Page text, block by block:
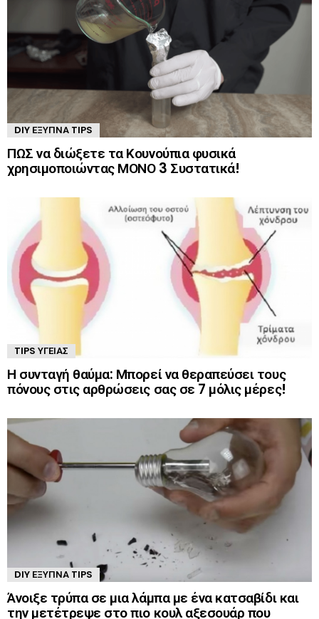
DIY ΈΞΥΠΝΑ TIPS
ΠΩΣ να διώξετε τα Κουνούπια φυσικά
χρησιμοποιώντας ΜΟΝΟ 3 Συστατικά!
TIPS ΥΓΕΊΑΣ
Η συνταγή θαύμα: Μπορεί να θεραπεύσει τους
πόνους στις αρθρώσεις σας σε 7 μόλις μέρες!
DIY ΈΞΥΠΝΑ TIPS
Άνοιξε τρύπα σε μια λάμπα με ένα κατσαβίδι και
την μετέτρεψε στο πιο κουλ αξεσουάρ που